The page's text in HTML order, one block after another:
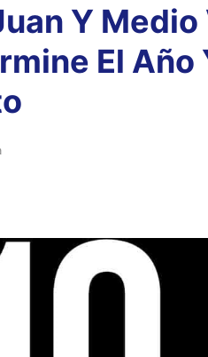
Y Medio
El Año